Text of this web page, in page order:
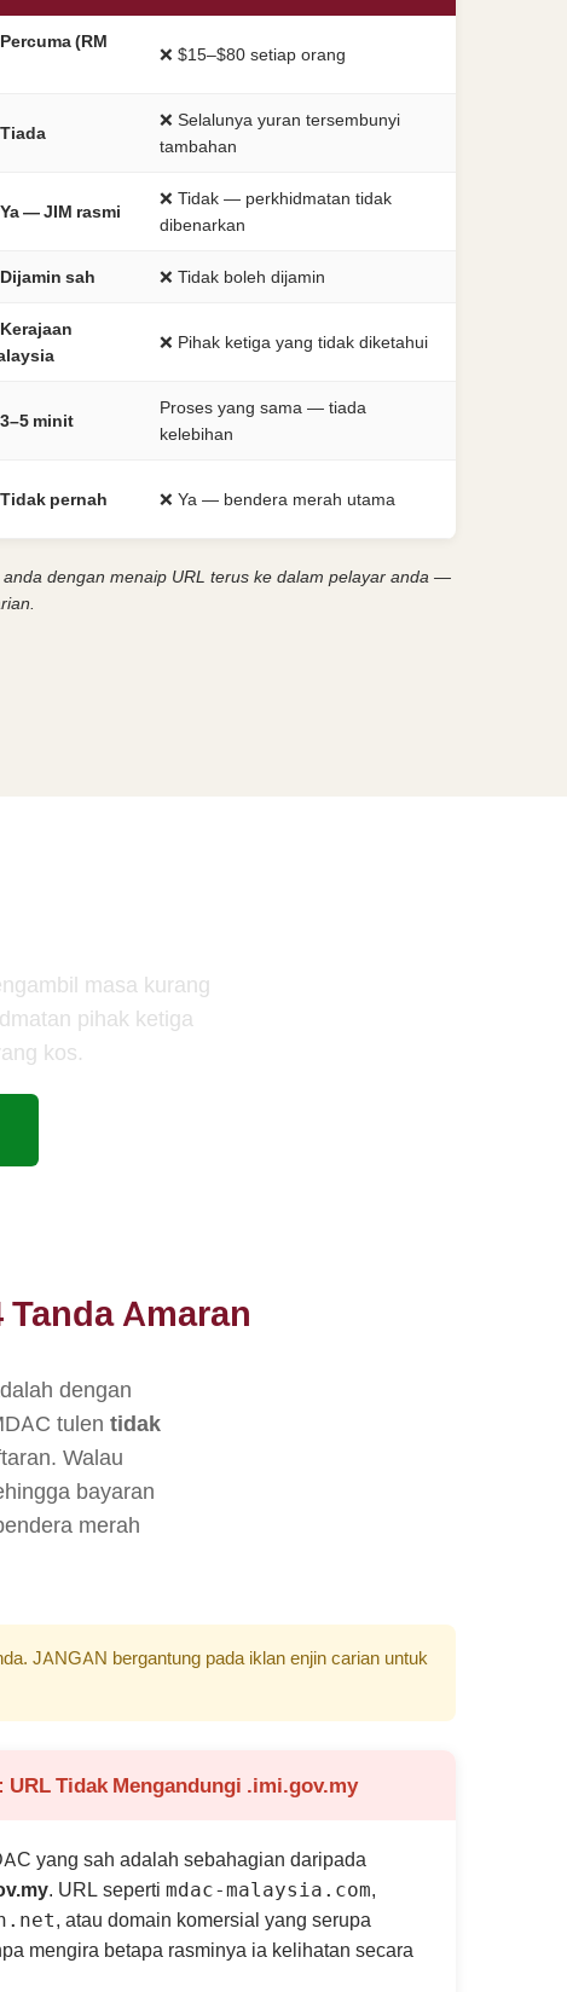
(RM
❌ $15–$80 setiap orang
❌ Selalunya yuran tersembunyi
tambahan
Ya — JIM rasmi
❌ Tidak — perkhidmatan tidak
dibenarkan
Dijamin sah ❌ Tidak boleh dijamin
❌ Pihak ketiga yang tidak diketahui
3–5 minit
Proses yang sama — tiada
kelebihan
Tidak pernah ❌ Ya — bendera merah utama
dengan menaip URL terus ke dalam pelayar anda —
masa kurang
pihak ketiga
kos.
Amaran
dengan
tulen tidak
Walau
bayaran
merah
JANGAN bergantung pada iklan enjin carian untuk
URL Tidak Mengandungi .imi.gov.my
yang sah adalah sebahagian daripada
. URL seperti mdac-malaysia.com,
, atau domain komersial yang serupa
mengira betapa rasminya ia kelihatan secara